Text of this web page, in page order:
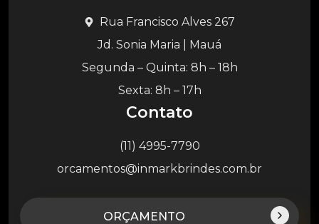
Rua Francisco Alves 267
Jd. Sonia Maria | Mauá
Segunda – Quinta: 8h – 18h
Sexta: 8h – 17h
Contato
(11) 4995-7790
orcamentos@inmarkbrindes.com.br
ORÇAMENTO